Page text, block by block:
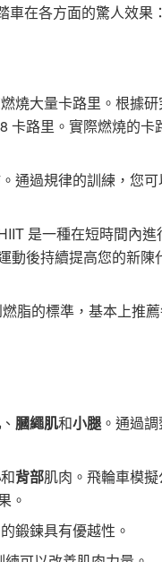
在各方面的驚人效果：
燒大量卡路里。根據
卡路里。實際燃燒的卡
通過規律的訓練，您可
是一種在短時間內
動後持續提高您的新
脂的標準，基本上推
、膕繩肌和小腿 。通過
和背部肌肉。飛輪車模
。
鍛鍊具有優越性。